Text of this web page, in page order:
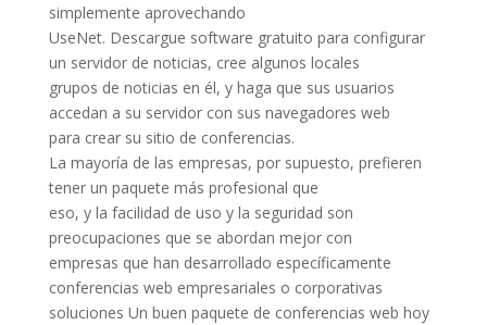
simplemente aprovechando
UseNet. Descargue software gratuito para configurar
un servidor de noticias, cree algunos locales
grupos de noticias en él, y haga que sus usuarios
accedan a su servidor con sus navegadores web
para crear su sitio de conferencias.
La mayoría de las empresas, por supuesto, prefieren
tener un paquete más profesional que
eso, y la facilidad de uso y la seguridad son
preocupaciones que se abordan mejor con
empresas que han desarrollado específicamente
conferencias web empresariales o corporativas
soluciones Un buen paquete de conferencias web hoy